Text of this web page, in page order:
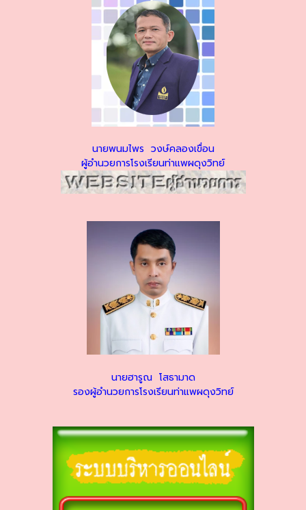
นายพนมไพร วงษ์คลองเขื่อน
ผู้อำนวยการโรงเรียนท่าแพผดุงวิทย์
นายฮารูณ โสธามาด
รองผู้อำนวยการโรงเรียนท่าแพผดุงวิทย์